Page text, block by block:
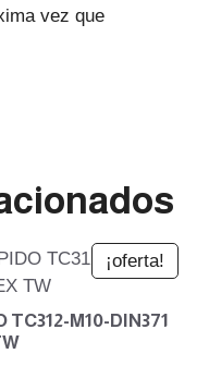
vez que
¡oferta!
M10-DIN371